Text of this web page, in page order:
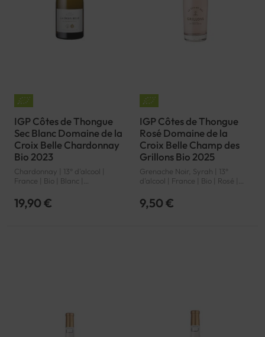
IGP Côtes de Thongue
Sec Blanc Domaine de la
Croix Belle Chardonnay
Bio 2023
Chardonnay | 13° d'alcool |
France | Bio | Blanc |
de Thongue | IGP
19,90 €
IGP Côtes de Thongue
Rosé Domaine de la
Croix Belle Champ des
Grillons Bio 2025
Grenache Noir, Syrah | 13°
d'alcool | France | Bio | Rosé |
de Thongue | IGP
9,50 €